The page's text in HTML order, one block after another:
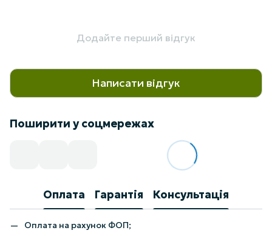
Додайте перший відгук
Написати відгук
Поширити у соцмережах
Оплата Гарантія Консультація
Оплата на рахунок ФОП;